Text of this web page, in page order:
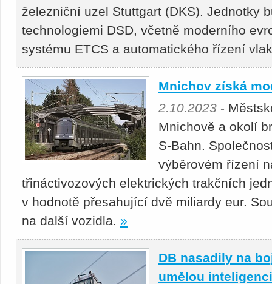
železniční uzel Stuttgart (DKS). Jednotky
technologiemi DSD, včetně moderního
systému ETCS a automatického řízení
Mnichov získá
2.10.2023 -
Mnichově a okolí
S-Bahn.
výběrovém řízení
třináctivozových elektrických trakčních
v hodnotě přesahující dvě miliardy eur.
na další vozidla. »
DB nasadily na
umělou inteligenci